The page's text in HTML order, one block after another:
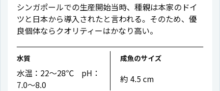
シンガポールでの生産開始当時、種親は本家のドイ
ツと日本から導入されたと言われる。そのため、優
良個体ならクオリティーはかなり高い。
水質
水温：22〜28℃ pH：
7.0〜8.0
成魚のサイズ
約 4.5 cm